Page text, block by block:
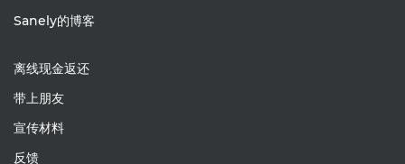
Sanely的博客
离线现金返还
带上朋友
宣传材料
反馈